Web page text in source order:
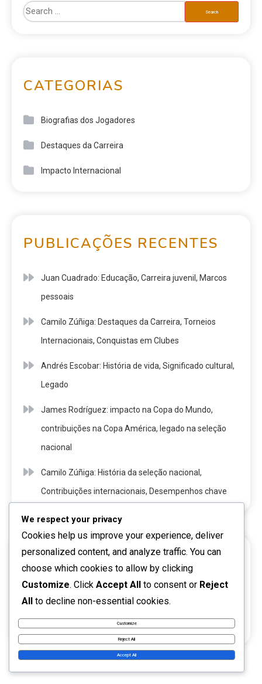
CATEGORIAS
Biografias dos Jogadores
Destaques da Carreira
Impacto Internacional
PUBLICAÇÕES RECENTES
Juan Cuadrado: Educação, Carreira juvenil, Marcos
pessoais
Camilo Zúñiga: Destaques da Carreira, Torneios
Internacionais, Conquistas em Clubes
Andrés Escobar: História de vida, Significado cultural,
Legado
James Rodríguez: impacto na Copa do Mundo,
contribuições na Copa América, legado na seleção
nacional
Camilo Zúñiga: História da seleção nacional,
Contribuições internacionais, Desempenhos chave
ARQUIVO
March 2026
We respect your privacy
Cookies help us improve your experience, deliver
personalized content, and analyze traffic. You can
choose which cookies to allow by clicking
Customize. Click Accept All to consent or Reject
All to decline non-essential cookies.
Customize
Reject All
Accept All